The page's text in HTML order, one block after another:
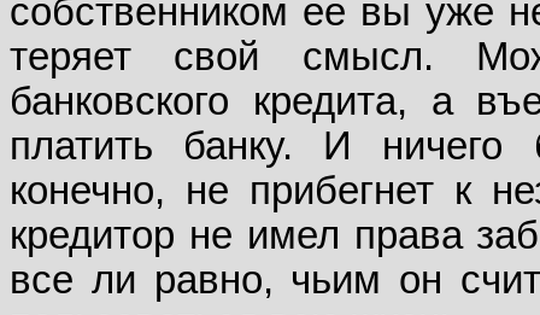
собственником ее вы уже
теряет свой смысл.
банковского кредита, а
платить банку. И
конечно, не прибегнет к
кредитор не имел права
все ли равно, чьим он